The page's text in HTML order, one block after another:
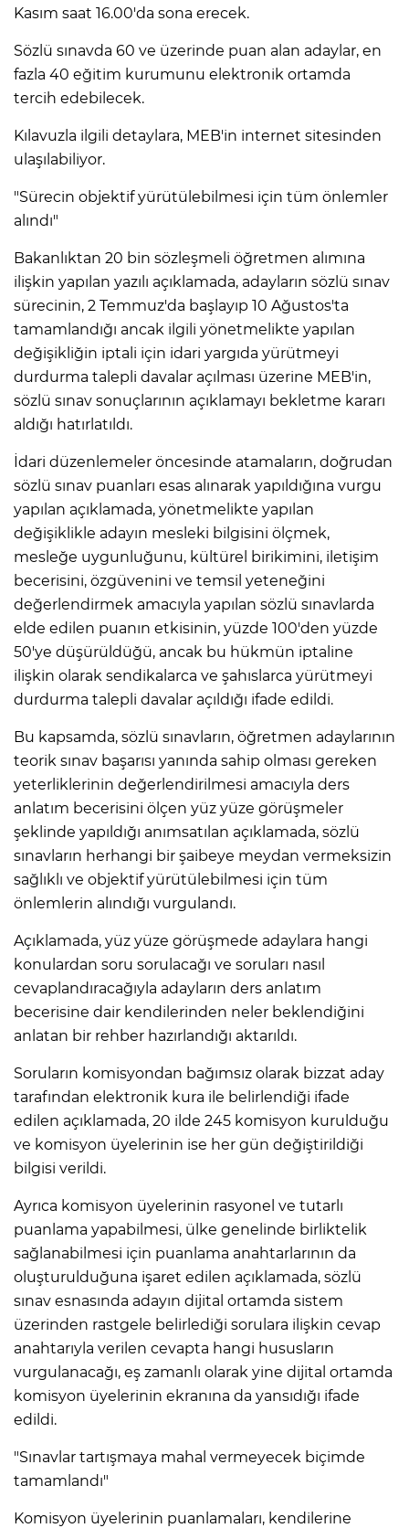
Kasım saat 16.00'da sona erecek.
Sözlü sınavda 60 ve üzerinde puan alan adaylar, en
fazla 40 eğitim kurumunu elektronik ortamda
tercih edebilecek.
Kılavuzla ilgili detaylara, MEB'in internet sitesinden
ulaşılabiliyor.
"Sürecin objektif yürütülebilmesi için tüm önlemler
alındı"
Bakanlıktan 20 bin sözleşmeli öğretmen alımına
ilişkin yapılan yazılı açıklamada, adayların sözlü sınav
sürecinin, 2 Temmuz'da başlayıp 10 Ağustos'ta
tamamlandığı ancak ilgili yönetmelikte yapılan
değişikliğin iptali için idari yargıda yürütmeyi
durdurma talepli davalar açılması üzerine MEB'in,
sözlü sınav sonuçlarının açıklamayı bekletme kararı
aldığı hatırlatıldı.
İdari düzenlemeler öncesinde atamaların, doğrudan
sözlü sınav puanları esas alınarak yapıldığına vurgu
yapılan açıklamada, yönetmelikte yapılan
değişiklikle adayın mesleki bilgisini ölçmek,
mesleğe uygunluğunu, kültürel birikimini, iletişim
becerisini, özgüvenini ve temsil yeteneğini
değerlendirmek amacıyla yapılan sözlü sınavlarda
elde edilen puanın etkisinin, yüzde 100'den yüzde
50'ye düşürüldüğü, ancak bu hükmün iptaline
ilişkin olarak sendikalarca ve şahıslarca yürütmeyi
durdurma talepli davalar açıldığı ifade edildi.
Bu kapsamda, sözlü sınavların, öğretmen adaylarının
teorik sınav başarısı yanında sahip olması gereken
yeterliklerinin değerlendirilmesi amacıyla ders
anlatım becerisini ölçen yüz yüze görüşmeler
şeklinde yapıldığı anımsatılan açıklamada, sözlü
sınavların herhangi bir şaibeye meydan vermeksizin
sağlıklı ve objektif yürütülebilmesi için tüm
önlemlerin alındığı vurgulandı.
Açıklamada, yüz yüze görüşmede adaylara hangi
konulardan soru sorulacağı ve soruları nasıl
cevaplandıracağıyla adayların ders anlatım
becerisine dair kendilerinden neler beklendiğini
anlatan bir rehber hazırlandığı aktarıldı.
Soruların komisyondan bağımsız olarak bizzat aday
tarafından elektronik kura ile belirlendiği ifade
edilen açıklamada, 20 ilde 245 komisyon kurulduğu
ve komisyon üyelerinin ise her gün değiştirildiği
bilgisi verildi.
Ayrıca komisyon üyelerinin rasyonel ve tutarlı
puanlama yapabilmesi, ülke genelinde birliktelik
sağlanabilmesi için puanlama anahtarlarının da
oluşturulduğuna işaret edilen açıklamada, sözlü
sınav esnasında adayın dijital ortamda sistem
üzerinden rastgele belirlediği sorulara ilişkin cevap
anahtarıyla verilen cevapta hangi hususların
vurgulanacağı, eş zamanlı olarak yine dijital ortamda
komisyon üyelerinin ekranına da yansıdığı ifade
edildi.
"Sınavlar tartışmaya mahal vermeyecek biçimde
tamamlandı"
Komisyon üyelerinin puanlamaları, kendilerine